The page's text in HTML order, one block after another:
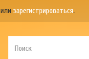
или зарегистрироваться.